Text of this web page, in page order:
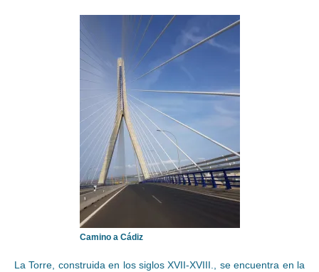
Camino a Cádiz
La Torre, construida en los siglos XVII-XVIII., se encuentra en la